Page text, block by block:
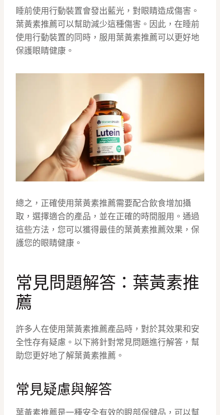
睡前使用行動裝置會發出藍光，對眼睛造成傷害。
葉黃素推薦可以幫助減少這種傷害。因此，在睡前
使用行動裝置的同時，服用葉黃素推薦可以更好地
保護眼睛健康。
總之，正確使用葉黃素推薦需要配合飲食增加攝
取，選擇適合的產品，並在正確的時間服用。通過
這些方法，您可以獲得最佳的葉黃素推薦效果，保
護您的眼睛健康。
常見問題解答：葉黃素推
薦
許多人在使用葉黃素推薦產品時，對於其效果和安
全性存有疑慮。以下將針對常見問題進行解答，幫
助您更好地了解葉黃素推薦。
常見疑慮與解答
葉黃素推薦是一種安全有效的眼部保健品，可以幫